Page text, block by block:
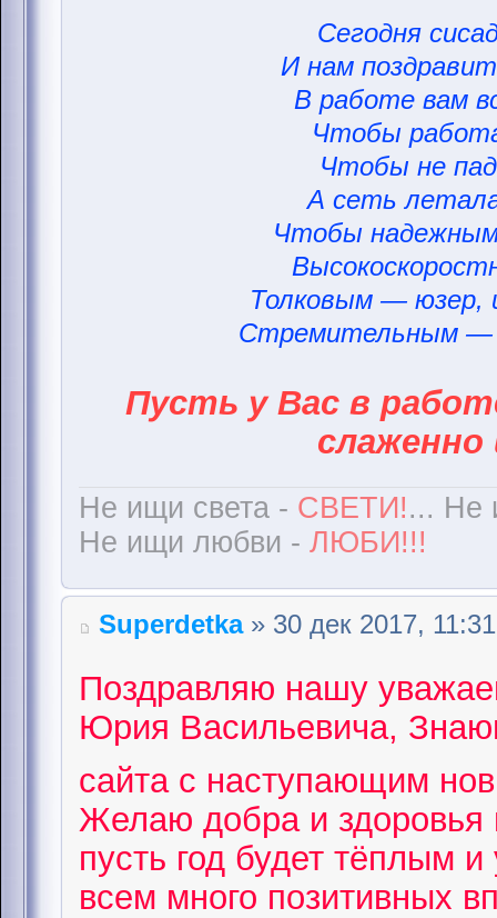
Сегодня
И нам
В работе вам
Чтобы
Чтобы не
А сеть
Чтобы
Толковым —
Стремительным —
Пусть у Вас в
слаженно
Не ищи света - СВЕТИ!... Не
Не ищи любви - ЛЮБИ!!!
Superdetka» 30 дек 2017, 11:31
Поздравляю нашу
Юрия Васильевича,
сайта с наступающим
Желаю добра и
пусть год будет тёплым
всем много позитивных